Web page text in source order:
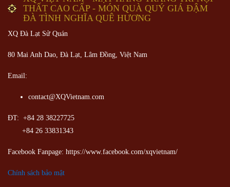
THẤT CAO CẤP - MÓN QUÀ QUÝ GIÁ ĐẬM
ĐÀ TÌNH NGHĨA QUÊ HƯƠNG
XQ Đà Lạt Sử Quán
80 Mai Anh Dao, Đà Lạt, Lâm Đồng, Việt Nam
Email:
contact@XQVietnam.com
ĐT: +84 28 38227725
+84 26 33831343
Facebook Fanpage: https://www.facebook.com/xqvietnam/
Chính sách bảo mật